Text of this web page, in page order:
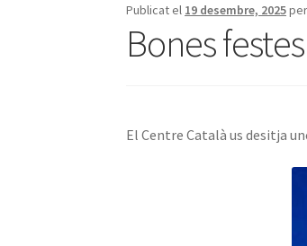
Publicat el 19 desembre, 2025per
Bones
El Centre Català us desitja